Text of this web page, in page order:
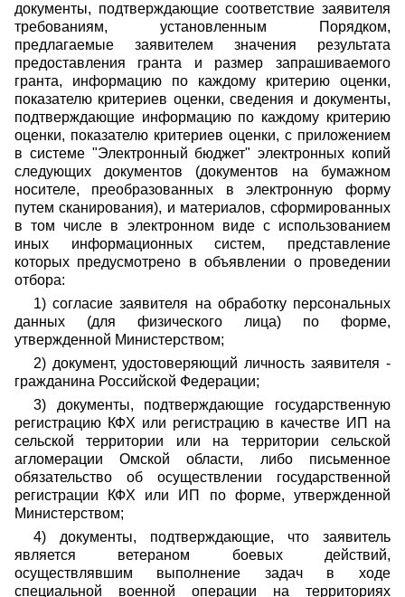
документы, подтверждающие соответствие заявителя
требованиям, установленным Порядком,
предлагаемые заявителем значения результата
предоставления гранта и размер запрашиваемого
гранта, информацию по каждому критерию оценки,
показателю критериев оценки, сведения и документы,
подтверждающие информацию по каждому критерию
оценки, показателю критериев оценки, с приложением
в системе "Электронный бюджет" электронных копий
следующих документов (документов на бумажном
носителе, преобразованных в электронную форму
путем сканирования), и материалов, сформированных
в том числе в электронном виде с использованием
иных информационных систем, представление
которых предусмотрено в объявлении о проведении
отбора:
1) согласие заявителя на обработку персональных
данных (для физического лица) по форме,
утвержденной Министерством;
2) документ, удостоверяющий личность заявителя -
гражданина Российской Федерации;
3) документы, подтверждающие государственную
регистрацию КФХ или регистрацию в качестве ИП на
сельской территории или на территории сельской
агломерации Омской области, либо письменное
обязательство об осуществлении государственной
регистрации КФХ или ИП по форме, утвержденной
Министерством;
4) документы, подтверждающие, что заявитель
является ветераном боевых действий,
осуществлявшим выполнение задач в ходе
специальной военной операции на территориях